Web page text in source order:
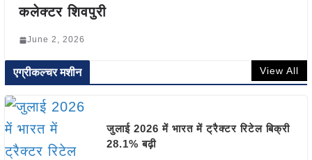
कलेक्टर शिवपुरी
June 2, 2026
एग्रीकल्चर मशीन View All
जुलाई 2026 में भारत में ट्रैक्टर रिटेल बिक्री
28.1% बढ़ी